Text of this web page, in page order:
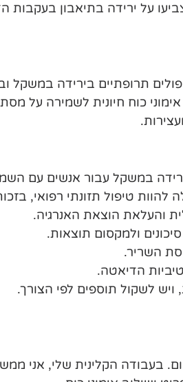
על ירידה בתיאבון בעקבות
תרופתיים בירידה במשקל
כוח חיונית לשמירה על
במשקל עבור אנשים עם
טיפול תזונתי רפואי,
והעלאת הוצאת האנרגיה.
ולמקסום תוצאות.
השריר.
הדיאטה.
ויש לשקול תוספים לפי הצורך.
בעבודה הקלינית שלי, אני